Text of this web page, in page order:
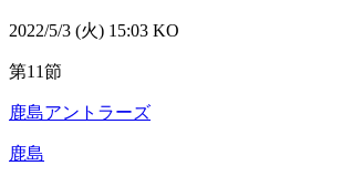
2022/5/3 (火) 15:03 KO
第11節
鹿島アントラーズ
鹿島